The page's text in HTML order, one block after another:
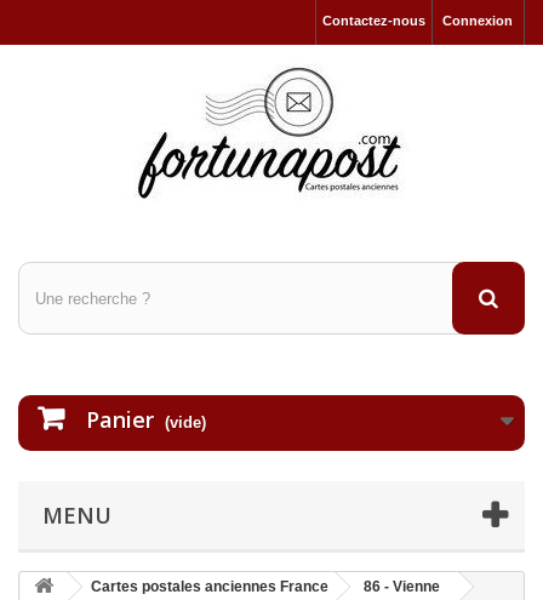
Connexion
Contactez-nous
Panier (vide)
MENU
Cartes postales anciennes France
86 - Vienne